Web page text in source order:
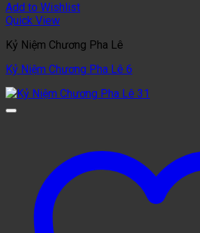
Add to Wishlist
Quick View
Kỷ Niệm Chương Pha Lê
Kỷ Niệm Chương Pha Lê 6